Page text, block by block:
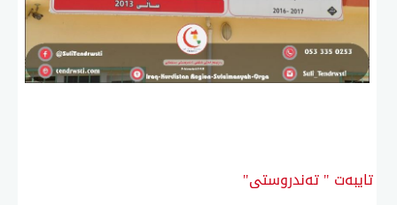
تایبەت " تەندروستی"